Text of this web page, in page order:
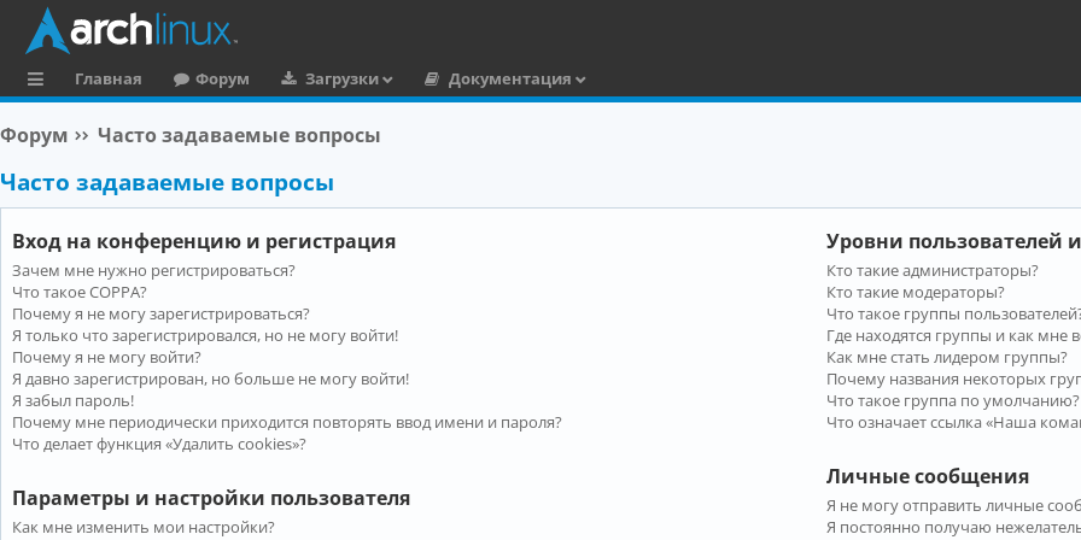
ы
л
Главная Форум Загрузки
Документация
Форум Часто задаваемые вопросы
Часто задаваемые вопросы
Вход на конференцию и регистрация
Зачем мне нужно регистрироваться?
Что такое COPPA?
Почему я не могу зарегистрироваться?
Я только что зарегистрировался, но не могу войти!
Почему я не могу войти?
Я давно зарегистрирован, но больше не могу войти!
Я забыл пароль!
Почему мне периодически приходится повторять ввод имени и пароля?
Что делает функция «Удалить cookies»?
Параметры и настройки пользователя
Как мне изменить мои настройки?
Уровни пользователей
Кто такие администраторы?
Кто такие модераторы?
Что такое группы
Где находятся группы и как мне
Как мне стать лидером группы?
Почему названия некоторых
Что такое группа по умолчанию?
Что означает ссылка «Наша
Личные сообщения
Я не могу отправить личные
Я постоянно получаю